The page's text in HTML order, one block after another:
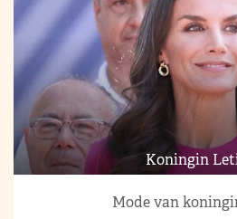
Koningin
Mode van